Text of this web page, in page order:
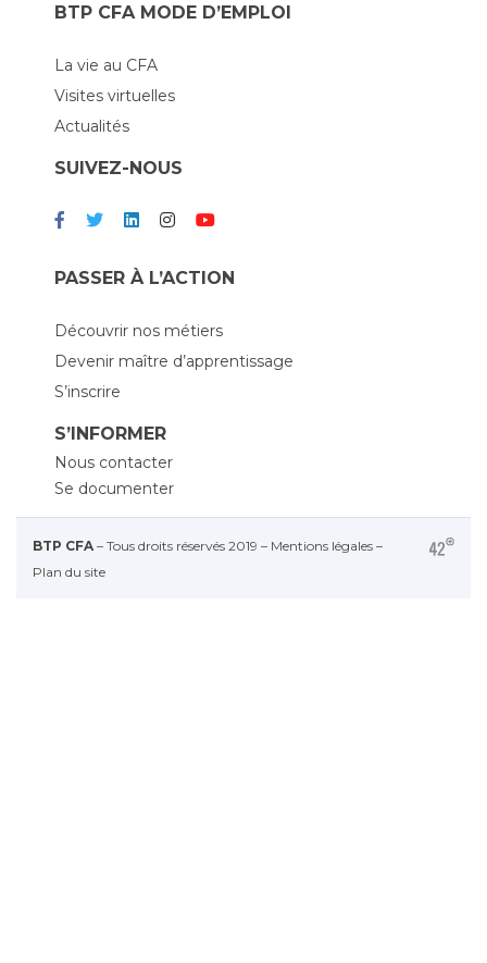
BTP CFA MODE D’EMPLOI
La vie au CFA
Visites virtuelles
Actualités
SUIVEZ-NOUS
PASSER À L’ACTION
Découvrir nos métiers
Devenir maître d’apprentissage
S’inscrire
S’INFORMER
Nous contacter
Se documenter
BTP CFA – Tous droits réservés 2019 – Mentions légales –
Plan du site